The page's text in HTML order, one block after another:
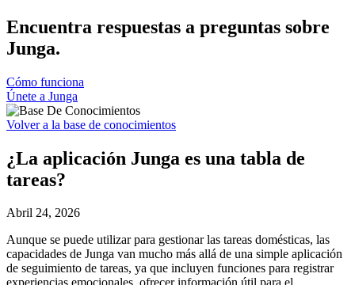
Encuentra respuestas a preguntas sobre
Junga.
Cómo funciona
Únete a Junga
Volver a la base de conocimientos
¿La aplicación Junga es una tabla de
tareas?
Abril 24, 2026
Aunque se puede utilizar para gestionar las tareas domésticas, las
capacidades de Junga van mucho más allá de una simple aplicación
de seguimiento de tareas, ya que incluyen funciones para registrar